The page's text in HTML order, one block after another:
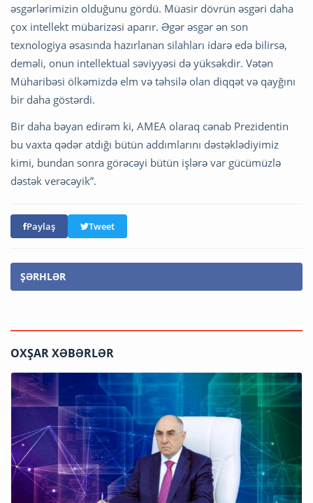
əsgərlərimizin olduğunu gördü. Müasir dövrün əsgəri daha
çox intellekt mübarizəsi aparır. Əgər əsgər ən son
texnologiya əsasında hazırlanan silahları idarə edə bilirsə,
deməli, onun intellektual səviyyəsi də yüksəkdir. Vətən
Müharibəsi ölkəmizdə elm və təhsilə olan diqqət və qayğını
bir daha göstərdi.
Bir daha bəyan edirəm ki, AMEA olaraq cənab Prezidentin
bu vaxta qədər atdığı bütün addımlarını dəstəklədiyimiz
kimi, bundan sonra görəcəyi bütün işlərə var gücümüzlə
dəstək verəcəyik”.
Paylaş Tweet
ŞƏRHLƏR
OXŞAR XƏBƏRLƏR